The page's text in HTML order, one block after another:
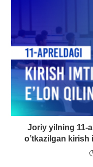
Joriy yilning 11-
o’tkazilgan kirish